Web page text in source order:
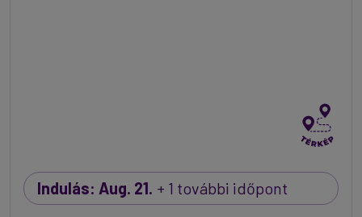
Indulás: Aug. 21. + 1 további időpont